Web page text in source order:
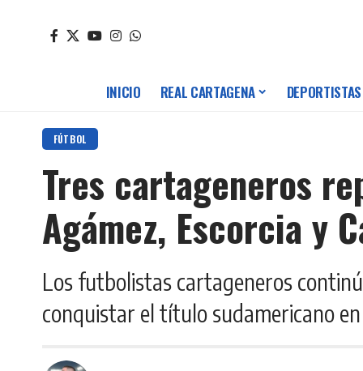
INICIO REAL CARTAGENA
FÚTBOL
Tres cartageneros
Agámez, Escorcia y
Los futbolistas cartageneros
conquistar el título sudamericano